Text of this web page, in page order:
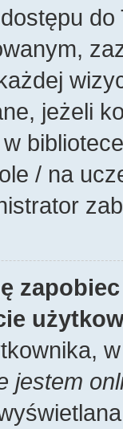
jeżeli
/ na
jestem